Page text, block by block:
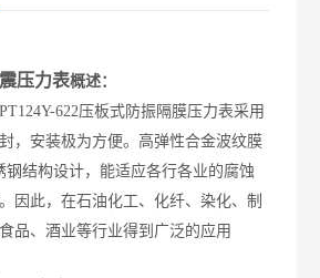
压力表概述：
PT124Y-622压板式防振隔膜压力表采用
，安装极为方便。高弹性合金波纹膜
钢结构设计，能适应各行各业的腐蚀
因此，在石油化工、化纤、染化、制
品、酒业等行业得到广泛的应用